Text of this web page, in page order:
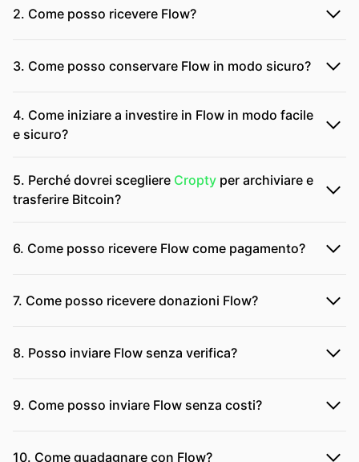
2. Come posso ricevere Flow?
3. Come posso conservare Flow in modo sicuro?
4. Come iniziare a investire in Flow in modo facile
e sicuro?
5. Perché dovrei scegliere Cropty per archiviare e
trasferire Bitcoin?
6. Come posso ricevere Flow come pagamento?
7. Come posso ricevere donazioni Flow?
8. Posso inviare Flow senza verifica?
9. Come posso inviare Flow senza costi?
10. Come guadagnare con Flow?